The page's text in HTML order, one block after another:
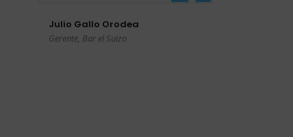
Julio Gallo Orodea
Gerente, Bar el Suizo